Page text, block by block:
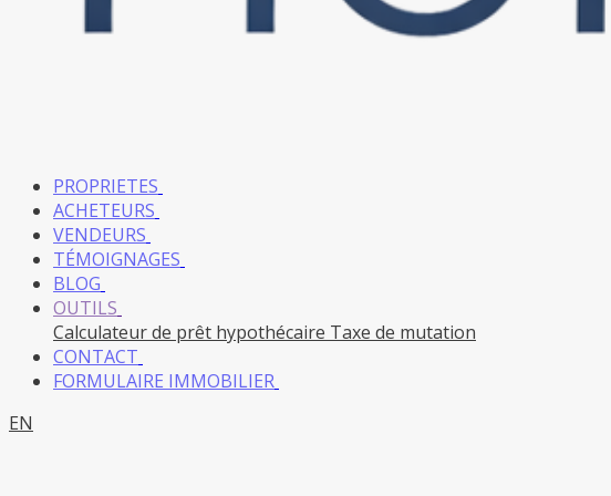
PROPRIETES
ACHETEURS
VENDEURS
TÉMOIGNAGES
BLOG
OUTILS
Calculateur de prêt hypothécaire Taxe de mutation
CONTACT
FORMULAIRE IMMOBILIER
EN